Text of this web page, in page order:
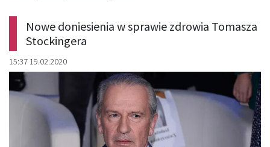
Nowe doniesienia w sprawie zdrowia Tomasza
Stockingera
15:37 19.02.2020